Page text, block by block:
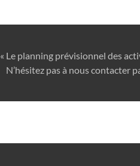
« Le planning prévisionnel des
N’hésitez pas à nous contacter